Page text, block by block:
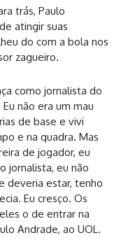
trás, Paulo
atingir suas
do com a bola nos
zagueiro.
como jornalista do
não era um mau
de base e vivi
e na quadra. Mas
de jogador, eu
jornalista, eu não
deveria estar, tenho
Eu cresço. Os
o de entrar na
Andrade, ao UOL.